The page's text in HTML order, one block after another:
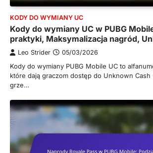
KODY DO WYMIANY UC
Kody do wymiany UC w PUBG
praktyki, Maksymalizacja nagród,
Leo Strider 05/03/2026
Kody do wymiany PUBG Mobile UC to
które dają graczom dostęp do Unknown Cash
grze…